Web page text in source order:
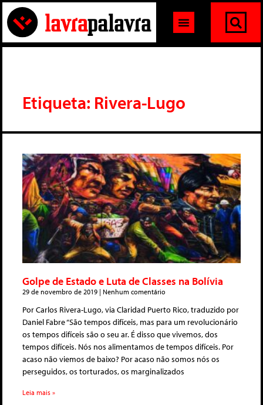
Etiqueta: Rivera-Lugo
Golpe de Estado e Luta de Classes na Bolívia
29 de novembro de 2019 Nenhum comentário
Por Carlos Rivera-Lugo, via Claridad Puerto Rico, traduzido por
Daniel Fabre “São tempos difíceis, mas para um revolucionário
os tempos difíceis são o seu ar. É disso que vivemos, dos
tempos difíceis. Nós nos alimentamos de tempos difíceis. Por
acaso não viemos de baixo? Por acaso não somos nós os
perseguidos, os torturados, os marginalizados
Leia mais »